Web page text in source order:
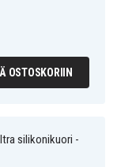
OSTOSKORIIN
silikonikuori -